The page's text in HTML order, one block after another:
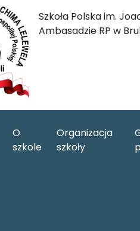
Szkoła Polska im.
Ambasadzie RP w
O
szkole
Organizacja
szkoły